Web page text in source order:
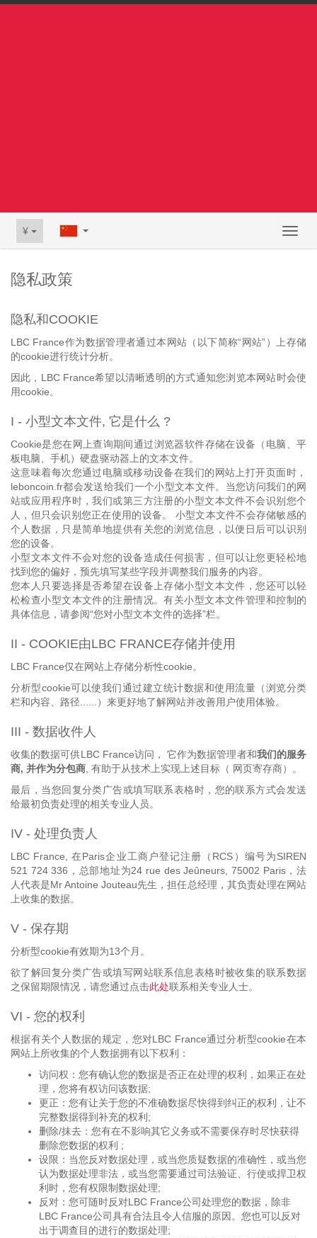
¥
隐私政策
隐私和COOKIE
LBC France作为数据管理者通过本网站（以下简称“网站”）上存储
的cookie进行统计分析。
因此，LBC France希望以清晰透明的方式通知您浏览本网站时会使
用cookie。
I - 小型文本文件, 它是什么 ?
Cookie是您在网上查询期间通过浏览器软件存储在设备（电脑、平
板电脑、手机）硬盘驱动器上的文本文件。
这意味着每次您通过电脑或移动设备在我们的网站上打开页面时，
leboncoin.fr都会发送给我们一个小型文本文件。当您访问我们的网
站或应用程序时，我们或第三方注册的小型文本文件不会识别您个
人，但只会识别您正在使用的设备。 小型文本文件不会存储敏感的
个人数据，只是简单地提供有关您的浏览信息，以便日后可以识别
您的设备。
小型文本文件不会对您的设备造成任何损害，但可以让您更轻松地
找到您的偏好，预先填写某些字段并调整我们服务的内容。
您本人只要选择是否希望在设备上存储小型文本文件，您还可以轻
松检查小型文本文件的注册情况。有关小型文本文件管理和控制的
具体信息，请参阅“您对小型文本文件的选择”栏。
II - COOKIE由LBC FRANCE存储并使用
LBC France仅在网站上存储分析性cookie。
分析型cookie可以使我们通过建立统计数据和使用流量（浏览分类
栏和内容、路径......）来更好地了解网站并改善用户使用体验。
III - 数据收件人
收集的数据可供LBC France访问， 它作为数据管理者和我们的服务
商, 并作为分包商 , 有助于从技术上实现上述目标（ 网页寄存商）。
最后，当您回复分类广告或填写联系表格时，您的联系方式会发送
给最初负责处理的相关专业人员。
IV - 处理负责人
LBC France, 在Paris企业工商户登记注册（RCS）编号为SIREN
521 724 336，总部地址为24 rue des Jeûneurs, 75002 Paris，法
人代表是Mr Antoine Jouteau先生，担任总经理，其负责处理在网站
上收集的数据。
V - 保存期
分析型cookie有效期为13个月。
欲了解回复分类广告或填写网站联系信息表格时被收集的联系数据
之保留期限情况，请您通过点击此处联系相关专业人士。
VI - 您的权利
根据有关个人数据的规定，您对LBC France通过分析型cookie在本
网站上所收集的个人数据拥有以下权利：
访问权：您有确认您的数据是否正在处理的权利，如果正在处
理，您将有权访问该数据;
更正：您有让关于您的不准确数据尽快得到纠正的权利，让不
完整数据得到补充的权利;
删除/抹去：您有在不影响其它义务或不需要保存时尽快获得
删除您数据的权利 ;
设限：当您反对数据处理，或当您质疑数据的准确性，或当您
认为数据处理非法，或当您需要通过司法验证、行使或捍卫权
利时，您有权限制数据处理;
反对：您可随时反对LBC France公司处理您的数据，除非
LBC France公司具有合法且令人信服的原因。您也可以反对
出于调查目的进行的数据处理;